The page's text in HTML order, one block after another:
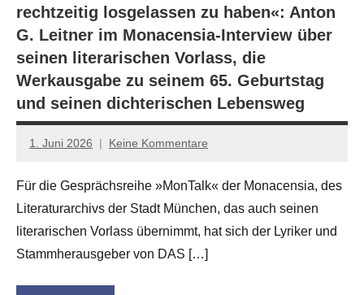
rechtzeitig losgelassen zu haben«: Anton
G. Leitner im Monacensia-Interview über
seinen literarischen Vorlass, die
Werkausgabe zu seinem 65. Geburtstag
und seinen dichterischen Lebensweg
1. Juni 2026
Jan-
Hornauer
für
dasgedichtblog
Keine Kommentare
Für die Gesprächsreihe »MonTalk« der Monacensia, des
Literaturarchivs der Stadt München, das auch seinen
literarischen Vorlass übernimmt, hat sich der Lyriker und
Stammherausgeber von DAS […]